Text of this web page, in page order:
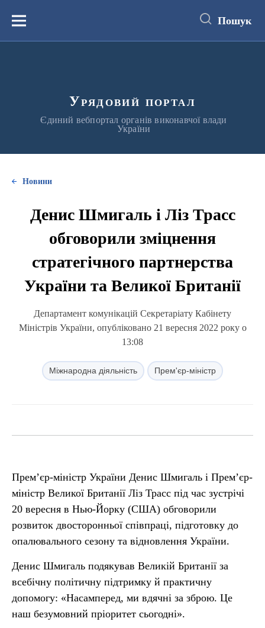
вмістуМеню Пошук
Урядовий портал
Єдиний вебпортал органів виконавчої влади
України
Новини
Денис Шмигаль і Ліз Трасс
обговорили зміцнення
стратегічного партнерства
України та Великої Британії
Департамент комунікацій Секретаріату Кабінету
Міністрів України, опубліковано 21 вересня 2022 року о
13:08
Міжнародна діяльність Прем'єр-міністр
Прем’єр-міністр України Денис Шмигаль і Прем’єр-
міністр Великої Британії Ліз Трасс під час зустрічі
20 вересня в Нью-Йорку (США) обговорили
розвиток двосторонньої співпраці, підготовку до
опалювального сезону та відновлення України.
Денис Шмигаль подякував Великій Британії за
всебічну політичну підтримку й практичну
допомогу: «Насамперед, ми вдячні за зброю. Це
наш безумовний пріоритет сьогодні».